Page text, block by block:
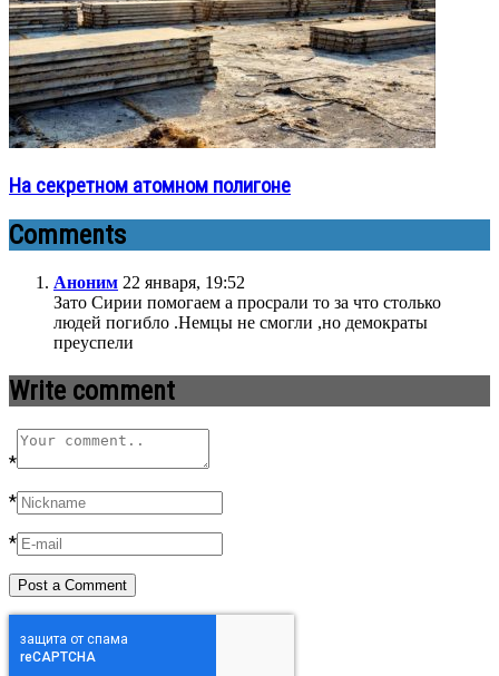
На секретном атомном полигоне
Comments
Аноним 22 января, 19:52
Зато Сирии помогаем а просрали то за что столько
людей погибло .Немцы не смогли ,но демократы
преуспели
Write comment
*
*
*